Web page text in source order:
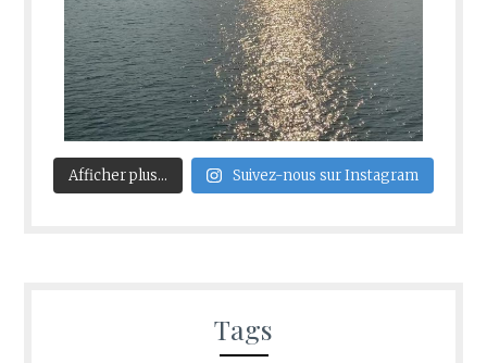
Afficher plus... Suivez-nous sur Instagram
Tags